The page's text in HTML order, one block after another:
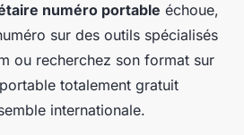
numéro portable échoue,
sur des outils spécialisés
ou recherchez son format sur
totalement gratuit
internationale.